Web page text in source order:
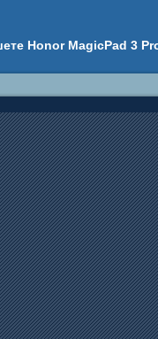
Honor MagicPad 3